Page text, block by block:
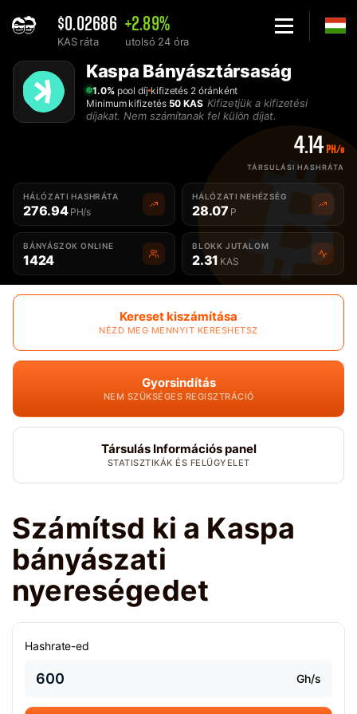
$0.02686
KAS ráta
+2.89%
utolsó 24 óra
Home
A legjobb Kaspa KAS bányásztársaság - 2Miners
Kaspa Bányásztársaság
1.0%pool díj kifizetés 2 óránként
Minimum kifizetés 50 KAS Kifizetjük a kifizetési
díjakat. Nem számítanak fel külön díjat.
4.14 PH/s
TÁRSULÁSI HASHRÁTA
HÁLÓZATI HASHRÁTA
276.94 PH/s
HÁLÓZATI NEHÉZSÉG
28.07 P
BÁNYÁSZOK ONLINE
1424
BLOKK JUTALOM
2.31 KAS
Kereset kiszámítása
NÉZD MEG MENNYIT KERESHETSZ
Gyorsindítás
NEM SZÜKSÉGES REGISZTRÁCIÓ
Társulás Információs panel
STATISZTIKÁK ÉS FELÜGYELET
Számítsd ki a Kaspa
bányászati
nyereségedet
Hashrate-ed
Gh/s